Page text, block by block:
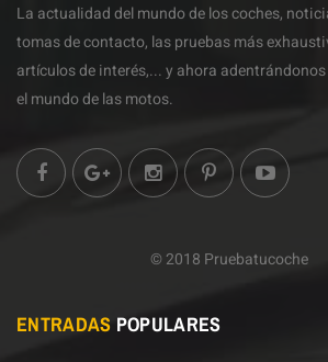
La actualidad del mundo de los coches,
tomas de contacto, las pruebas más
artículos de interés,... y ahora
el mundo de las motos.
© 2018 Pruebatucoche
ENTRADAS POPULARES